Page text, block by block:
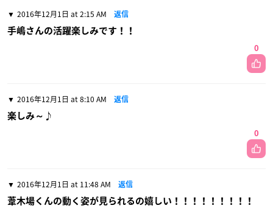
2016年12月1日 at 2:15 AM 返信
手嶋さんの活躍楽しみです！！
0
2016年12月1日 at 8:10 AM 返信
楽しみ～♪
0
2016年12月1日 at 11:48 AM 返信
葦木場くんの動く姿が見られるの嬉しい！！！！！！！！！